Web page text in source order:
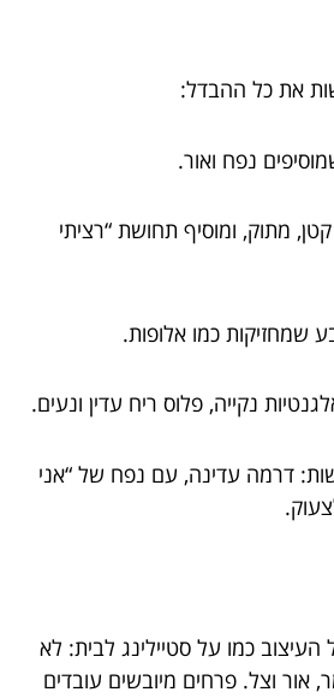
את כל ההבדל:
נפח ואור.
מתוק, ומוסיף תחושת “רציתי
שמחזיקות כמו אלופות.
נקייה, פלוס ריח עדין ונעים.
דרמה עדינה, עם נפח של “אני
כמו על סטיילינג לבית: לא
אור וצל. פרחים מיובשים עובדים